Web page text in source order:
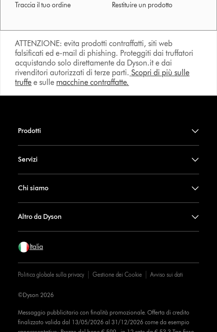
Traccia il tuo ordine Restituire un prodotto
ATTENZIONE: evita prodotti contraffatti, siti web
falsificati ed e-mail di phishing. Proteggiti dai truffatori
acquistando solo direttamente da Dyson.it e dai
rivenditori autorizzati di terze parti. Scopri di più sulle
truffe e sulle macchine contraffatte.
Prodotti
Servizi
Chi siamo
Altro da Dyson
Italia
Politica globale sulla privacy Gestione dei Cookie Avviso sui dati
Messaggio pubblicitario con finalità promozionale. Offerta di credito
finalizzato valida dal 13/05/2026 al 31/12/2026 come da esempio
©Dyson 2026